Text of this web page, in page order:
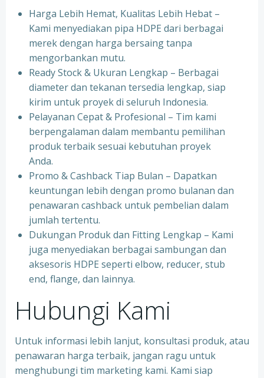
Harga Lebih Hemat, Kualitas Lebih Hebat –
Kami menyediakan pipa HDPE dari berbagai
merek dengan harga bersaing tanpa
mengorbankan mutu.
Ready Stock & Ukuran Lengkap – Berbagai
diameter dan tekanan tersedia lengkap, siap
kirim untuk proyek di seluruh Indonesia.
Pelayanan Cepat & Profesional – Tim kami
berpengalaman dalam membantu pemilihan
produk terbaik sesuai kebutuhan proyek
Anda.
Promo & Cashback Tiap Bulan – Dapatkan
keuntungan lebih dengan promo bulanan dan
penawaran cashback untuk pembelian dalam
jumlah tertentu.
Dukungan Produk dan Fitting Lengkap – Kami
juga menyediakan berbagai sambungan dan
aksesoris HDPE seperti elbow, reducer, stub
end, flange, dan lainnya.
Hubungi Kami
Untuk informasi lebih lanjut, konsultasi produk, atau
penawaran harga terbaik, jangan ragu untuk
menghubungi tim marketing kami. Kami siap